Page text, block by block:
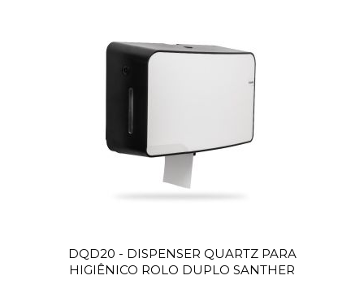
DQD20 - DISPENSER QUARTZ PARA
HIGIÊNICO ROLO DUPLO SANTHER